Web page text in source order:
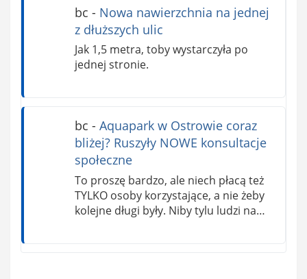
bc - Nowa nawierzchnia na jednej
z dłuższych ulic
Jak 1,5 metra, toby wystarczyła po
jednej stronie.
bc - Aquapark w Ostrowie coraz
bliżej? Ruszyły NOWE konsultacje
społeczne
To proszę bardzo, ale niech płacą też
TYLKO osoby korzystające, a nie żeby
kolejne długi były. Niby tylu ludzi na…